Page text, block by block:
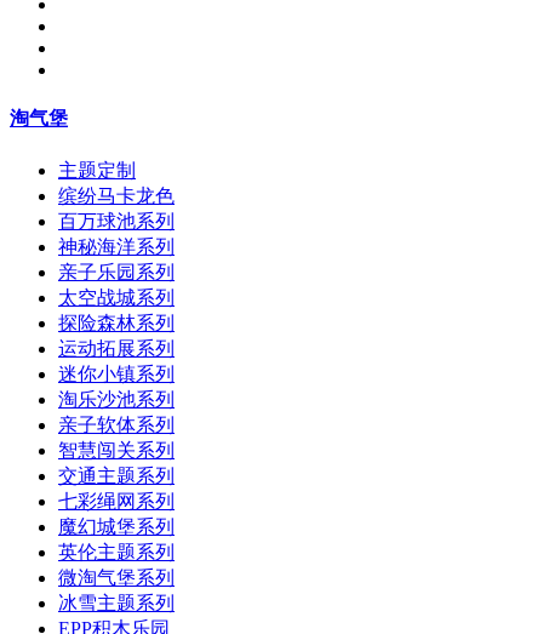
淘气堡
主题定制
缤纷马卡龙色
百万球池系列
神秘海洋系列
亲子乐园系列
太空战城系列
探险森林系列
运动拓展系列
迷你小镇系列
淘乐沙池系列
亲子软体系列
智慧闯关系列
交通主题系列
七彩绳网系列
魔幻城堡系列
英伦主题系列
微淘气堡系列
冰雪主题系列
EPP积木乐园